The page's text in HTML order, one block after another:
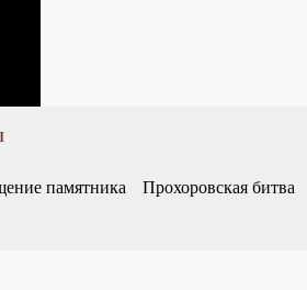
памятника Прохоровская битва